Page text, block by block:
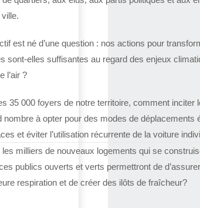
est né d’une question : nos actions pour
sont-elles suffisantes au regard des enjeux
l’air ?
35 000 foyers de notre territoire, comment inciter
nombre à opter pour des modes de déplacements
et éviter l’utilisation récurrente de la voiture
milliers de nouveaux logements qui se
publics ouverts et verts permettront de
respiration et de créer des ilôts de fraîcheur?